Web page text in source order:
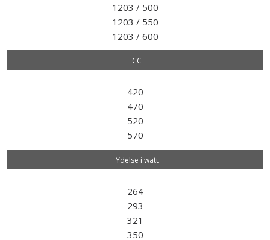
1203 / 500
1203 / 550
1203 / 600
CC
420
470
520
570
Ydelse i watt
264
293
321
350